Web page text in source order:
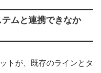
ムと連携できなか
トが、既存のラインとタ